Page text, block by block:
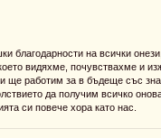
на всички
видяхме, почувствахме и
ще работим за в бъдеще със
да получим всичко
си повече хора като нас.